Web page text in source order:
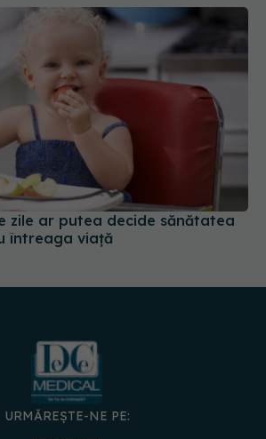
zile ar putea decide sănătatea
întreaga viață
URMĂREȘTE-NE PE: